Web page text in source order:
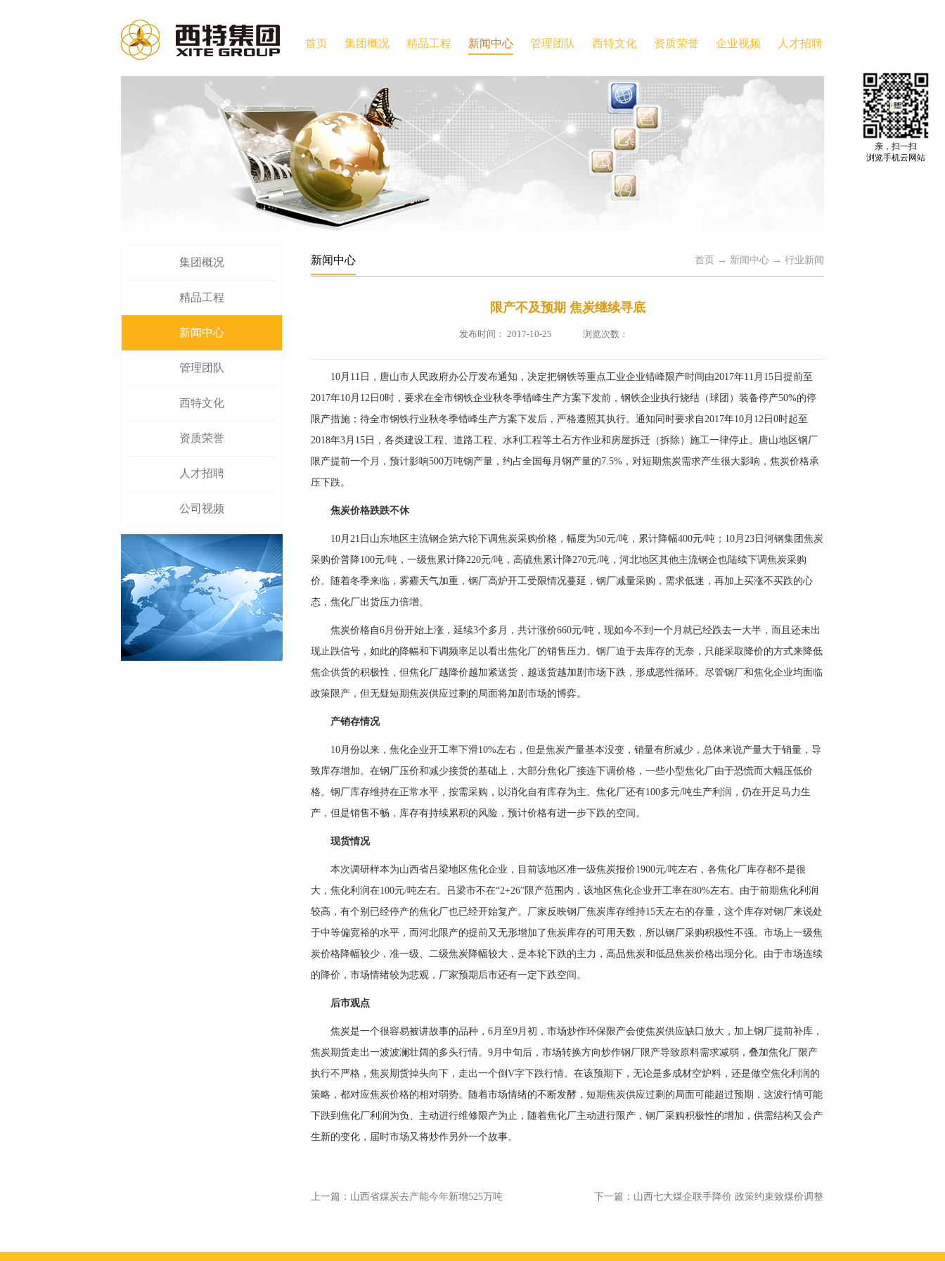
首页 集团概况 精品工程 新闻中心 管理团队 西特文化 资质荣誉 企业视频 人才招聘
集团概况
精品工程
新闻中心
管理团队
西特文化
资质荣誉
人才招聘
公司视频
新闻中心 首页 → 新闻中心 → 行业新闻
限产不及预期 焦炭继续寻底
发布时间： 2017-10-25 浏览次数：
10月11日，唐山市人民政府办公厅发布通知，决定把钢铁等重点工业企业错峰限产时间由2017年11月15日提前至
2017年10月12日0时，要求在全市钢铁企业秋冬季错峰生产方案下发前，钢铁企业执行烧结（球团）装备停产50%的停
限产措施；待全市钢铁行业秋冬季错峰生产方案下发后，严格遵照其执行。通知同时要求自2017年10月12日0时起至
2018年3月15日，各类建设工程、道路工程、水利工程等土石方作业和房屋拆迁（拆除）施工一律停止。唐山地区钢厂
限产提前一个月，预计影响500万吨钢产量，约占全国每月钢产量的7.5%，对短期焦炭需求产生很大影响，焦炭价格承
压下跌。
焦炭价格跌跌不休
10月21日山东地区主流钢企第六轮下调焦炭采购价格，幅度为50元/吨，累计降幅400元/吨；10月23日河钢集团焦炭
采购价普降100元/吨，一级焦累计降220元/吨，高硫焦累计降270元/吨，河北地区其他主流钢企也陆续下调焦炭采购
价。随着冬季来临，雾霾天气加重，钢厂高炉开工受限情况蔓延，钢厂减量采购，需求低迷，再加上买涨不买跌的心
态，焦化厂出货压力倍增。
焦炭价格自6月份开始上涨，延续3个多月，共计涨价660元/吨，现如今不到一个月就已经跌去一大半，而且还未出
现止跌信号，如此的降幅和下调频率足以看出焦化厂的销售压力。钢厂迫于去库存的无奈，只能采取降价的方式来降低
焦企供货的积极性，但焦化厂越降价越加紧送货，越送货越加剧市场下跌，形成恶性循环。尽管钢厂和焦化企业均面临
政策限产，但无疑短期焦炭供应过剩的局面将加剧市场的博弈。
产销存情况
10月份以来，焦化企业开工率下滑10%左右，但是焦炭产量基本没变，销量有所减少，总体来说产量大于销量，导
致库存增加。在钢厂压价和减少接货的基础上，大部分焦化厂接连下调价格，一些小型焦化厂由于恐慌而大幅压低价
格。钢厂库存维持在正常水平，按需采购，以消化自有库存为主。焦化厂还有100多元/吨生产利润，仍在开足马力生
产，但是销售不畅，库存有持续累积的风险，预计价格有进一步下跌的空间。
现货情况
本次调研样本为山西省吕梁地区焦化企业，目前该地区准一级焦炭报价1900元/吨左右，各焦化厂库存都不是很
大，焦化利润在100元/吨左右。吕梁市不在“2+26”限产范围内，该地区焦化企业开工率在80%左右。由于前期焦化利润
较高，有个别已经停产的焦化厂也已经开始复产。厂家反映钢厂焦炭库存维持15天左右的存量，这个库存对钢厂来说处
于中等偏宽裕的水平，而河北限产的提前又无形增加了焦炭库存的可用天数，所以钢厂采购积极性不强。市场上一级焦
炭价格降幅较少，准一级、二级焦炭降幅较大，是本轮下跌的主力，高品焦炭和低品焦炭价格出现分化。由于市场连续
的降价，市场情绪较为悲观，厂家预期后市还有一定下跌空间。
后市观点
焦炭是一个很容易被讲故事的品种，6月至9月初，市场炒作环保限产会使焦炭供应缺口放大，加上钢厂提前补库，
焦炭期货走出一波波澜壮阔的多头行情。9月中旬后，市场转换方向炒作钢厂限产导致原料需求减弱，叠加焦化厂限产
执行不严格，焦炭期货掉头向下，走出一个倒V字下跌行情。在该预期下，无论是多成材空炉料，还是做空焦化利润的
策略，都对应焦炭价格的相对弱势。随着市场情绪的不断发酵，短期焦炭供应过剩的局面可能超过预期，这波行情可能
下跌到焦化厂利润为负、主动进行维修限产为止，随着焦化厂主动进行限产，钢厂采购积极性的增加，供需结构又会产
生新的变化，届时市场又将炒作另外一个故事。
上一篇： 山西省煤炭去产能今年新增525万吨 下一篇： 山西七大煤企联手降价 政策约束致煤价调整
亲，扫一扫
浏览手机云网站